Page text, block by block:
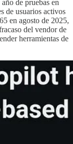
de pruebas en
de usuarios activos
en agosto de 2025,
del vendor de
herramientas de